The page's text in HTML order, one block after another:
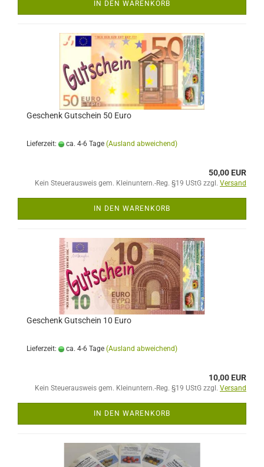
IN DEN WARENKORB
Geschenk Gutschein 50 Euro
Lieferzeit: ca. 4-6 Tage (Ausland abweichend)
50,00 EUR
Kein Steuerausweis gem. Kleinuntern.-Reg. §19 UStG zzgl. Versand
IN DEN WARENKORB
Geschenk Gutschein 10 Euro
Lieferzeit: ca. 4-6 Tage (Ausland abweichend)
10,00 EUR
Kein Steuerausweis gem. Kleinuntern.-Reg. §19 UStG zzgl. Versand
IN DEN WARENKORB